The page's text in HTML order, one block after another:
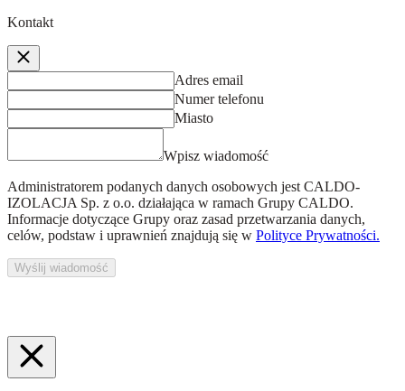
Kontakt
Adres email
Numer telefonu
Miasto
Wpisz wiadomość
Administratorem podanych danych osobowych jest CALDO-
IZOLACJA Sp. z o.o. działająca w ramach Grupy CALDO.
Informacje dotyczące Grupy oraz zasad przetwarzania danych,
celów, podstaw i uprawnień znajdują się w Polityce Prywatności.
Wyślij wiadomość